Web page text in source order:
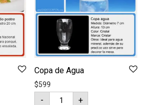
Copa de Agua
$599
-
Copa
+